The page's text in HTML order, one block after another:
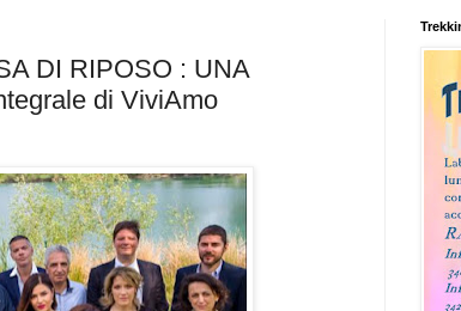
DI RIPOSO : UNA
di ViviAmo